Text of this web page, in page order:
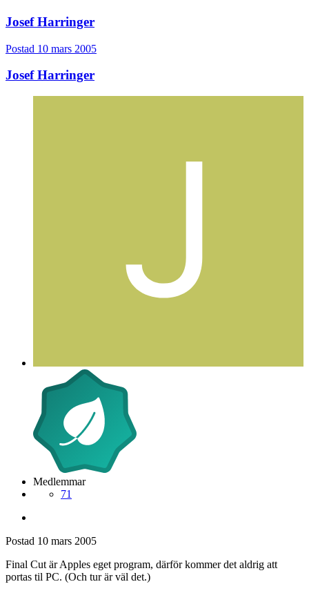
Josef Harringer
Postad 10 mars 2005
Josef Harringer
Medlemmar
71
Postad 10 mars 2005
Final Cut är Apples eget program, därför kommer det aldrig att
portas til PC. (Och tur är väl det.)